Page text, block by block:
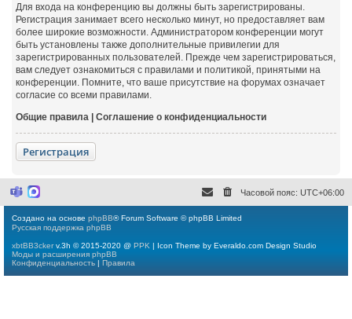
Для входа на конференцию вы должны быть зарегистрированы.
Регистрация занимает всего несколько минут, но предоставляет вам
более широкие возможности. Администратором конференции могут
быть установлены также дополнительные привилегии для
зарегистрированных пользователей. Прежде чем зарегистрироваться,
вам следует ознакомиться с правилами и политикой, принятыми на
конференции. Помните, что ваше присутствие на форумах означает
согласие со всеми правилами.
Общие правила | Соглашение о конфиденциальности
Регистрация
M
r
o
o
f
t
M
Часовой пояс: UTC+06:00
Создано на основе phpBB® Forum Software © phpBB Limited
Русская поддержка phpBB
xbtBB3ckerv.3h © 2015-2020 @ PPK | Icon Theme by Everaldo.com Design Studio
Моды и расширения phpBB
Конфиденциальность | Правила